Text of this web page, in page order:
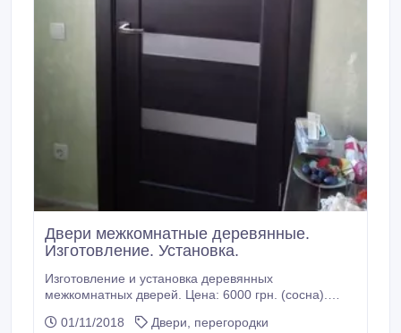
Двери межкомнатные деревянные.
Изготовление. Установка.
Изготовление и установка деревянных
межкомнатных дверей. Цена: 6000 грн. (сосна).
- дверное полотно 2х0, 8м, - дверная коробка
01/11/2018
Двери, перегородки